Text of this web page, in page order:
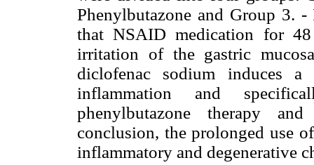
Phenylbutazone and Group 3.
that NSAID medication for
irritation of the gastric
diclofenac sodium induces a
inflammation and
phenylbutazone therapy
conclusion, the prolonged use
inflammatory and degenerative